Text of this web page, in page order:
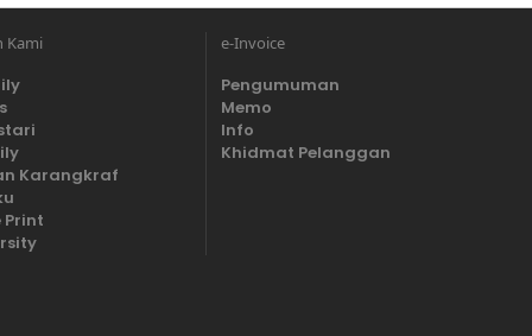
Kami
Karangkraf
e-Invoice
Pengumuman
Memo
Info
Khidmat Pelanggan